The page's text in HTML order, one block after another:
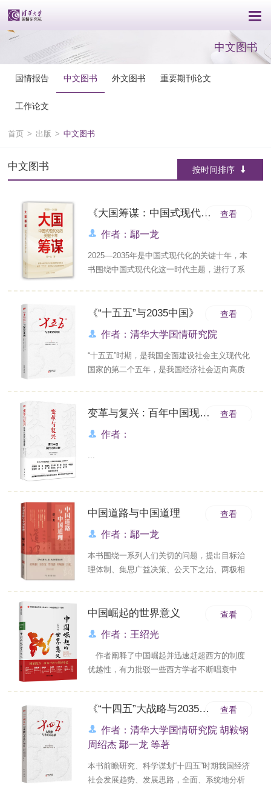
中文图书
国情报告 中文图书 外文图书 重要期刊论文
工作论文
首页 > 出版 > 中文图书
中文图书 按时间排序
《大国筹谋：中国式现代化的关键十年》 查看
作者：鄢一龙
2025—2035年是中国式现代化的关键十年，本
书围绕中国式现代化这一时代主题，进行了系
提出了六个现代化、八个中国式、文明型现代
阱、大连横战略、消长战略等；在经济发展战
略上，提出了需求侧经济学、新五化、以人民
真实福祉为中心的发展观等；在治理现代化战
在数智化革命上，提出了超级智能社会、以道
驭器等。本书以思想解局，以战略破局，为党
《“十五五”与2035中国》 查看
作者：清华大学国情研究院
“十五五”时期，是我国全面建设社会主义现代化
国家的第二个五年，是我国经济社会迈向高质
变革与复兴 : 百年中国现代化新征程 查看
作者：
中国道路与中国道理 查看
作者：鄢一龙
本书围绕一系列人们关切的问题，提出目标治
理体制、集思广益决策、公天下之治、两极相
和优势。全书放眼世界，在与西方理论论争的
文明源流，诠释了中国共产党为什么“能”、中国
特色社会主义为什么“好”的深刻道理，是对习近
平新时代中国特色社会主义思想新的理解和阐
中国崛起的世界意义 查看
作者：王绍光
作者阐释了中国崛起并迅速赶超西方的制度
优越性，有力批驳一些西方学者不断唱衰中
西方理论，缺乏对世界和中国问题的独立思
考。 ...
《“十四五”大战略与2035远景》再版上市 查看
作者：清华大学国情研究院 胡鞍钢
周绍杰 鄢一龙 等著
本书前瞻研究、科学谋划“十四五”时期我国经济
社会发展趋势、发展思路，全面、系统地分析